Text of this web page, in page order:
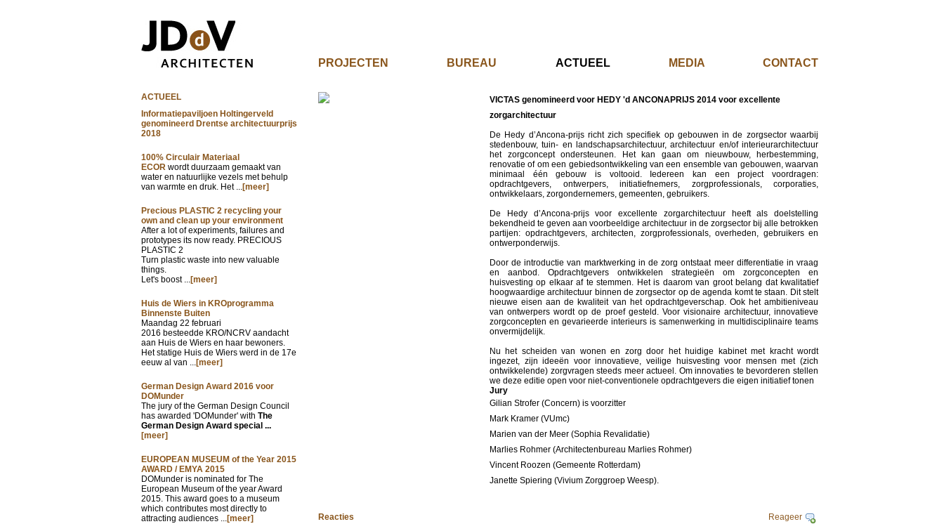
PROJECTEN BUREAU ACTUEEL MEDIA CONTACT
ACTUEEL
Informatiepaviljoen Holtingerveld
genomineerd Drentse architectuurprijs
2018
100% Circulair Materiaal
ECOR wordt duurzaam gemaakt van
water en natuurlijke vezels met behulp
van warmte en druk. Het ...[meer]
Precious PLASTIC 2 recycling your
own and clean up your environment
After a lot of experiments, failures and
prototypes its now ready. PRECIOUS
PLASTIC 2
Turn plastic waste into new valuable
things.
Let's boost ...[meer]
Huis de Wiers in KROprogramma
Binnenste Buiten
Maandag 22 februari
2016 besteedde KRO/NCRV aandacht
aan Huis de Wiers en haar bewoners.
Het statige Huis de Wiers werd in de 17e
eeuw al van ...[meer]
German Design Award 2016 voor
DOMunder
The jury of the German Design Council
has awarded 'DOMunder' with The
German Design Award special ...
[meer]
EUROPEAN MUSEUM of the Year 2015
AWARD / EMYA 2015
DOMunder is nominated for The
European Museum of the year Award
2015. This award goes to a museum
which contributes most directly to
attracting audiences ...[meer]
VICTAS genomineerd voor HEDY 'd ANCONAPRIJS 2014 voor excellente
zorgarchitectuur
De Hedy d’Ancona-prijs richt zich specifiek op gebouwen in de zorgsector waarbij
stedenbouw, tuin- en landschapsarchitectuur, architectuur en/of interieurarchitectuur
het zorgconcept ondersteunen. Het kan gaan om nieuwbouw, herbestemming,
renovatie of om een gebiedsontwikkeling van een ensemble van gebouwen, waarvan
minimaal één gebouw is voltooid. Iedereen kan een project voordragen:
opdrachtgevers, ontwerpers, initiatiefnemers, zorgprofessionals, corporaties,
ontwikkelaars, zorgondernemers, gemeenten, gebruikers.
De Hedy d’Ancona-prijs voor excellente zorgarchitectuur heeft als doelstelling
bekendheid te geven aan voorbeeldige architectuur in de zorgsector bij alle betrokken
partijen: opdrachtgevers, architecten, zorgprofessionals, overheden, gebruikers en
ontwerponderwijs.
Door de introductie van marktwerking in de zorg ontstaat meer differentiatie in vraag
en aanbod. Opdrachtgevers ontwikkelen strategieën om zorgconcepten en
huisvesting op elkaar af te stemmen. Het is daarom van groot belang dat kwalitatief
hoogwaardige architectuur binnen de zorgsector op de agenda komt te staan. Dit stelt
nieuwe eisen aan de kwaliteit van het opdrachtgeverschap. Ook het ambitieniveau
van ontwerpers wordt op de proef gesteld. Voor visionaire architectuur, innovatieve
zorgconcepten en gevarieerde interieurs is samenwerking in multidisciplinaire teams
onvermijdelijk.
Nu het scheiden van wonen en zorg door het huidige kabinet met kracht wordt
ingezet, zijn ideeën voor innovatieve, veilige huisvesting voor mensen met (zich
ontwikkelende) zorgvragen steeds meer actueel. Om innovaties te bevorderen stellen
we deze editie open voor niet-conventionele opdrachtgevers die eigen initiatief tonen
Jury
Gilian Strofer (Concern) is voorzitter
Mark Kramer (VUmc)
Marien van der Meer (Sophia Revalidatie)
Marlies Rohmer (Architectenbureau Marlies Rohmer)
Vincent Roozen (Gemeente Rotterdam)
Janette Spiering (Vivium Zorggroep Weesp).
Reacties Reageer